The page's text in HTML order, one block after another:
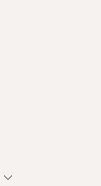
Cambiar de